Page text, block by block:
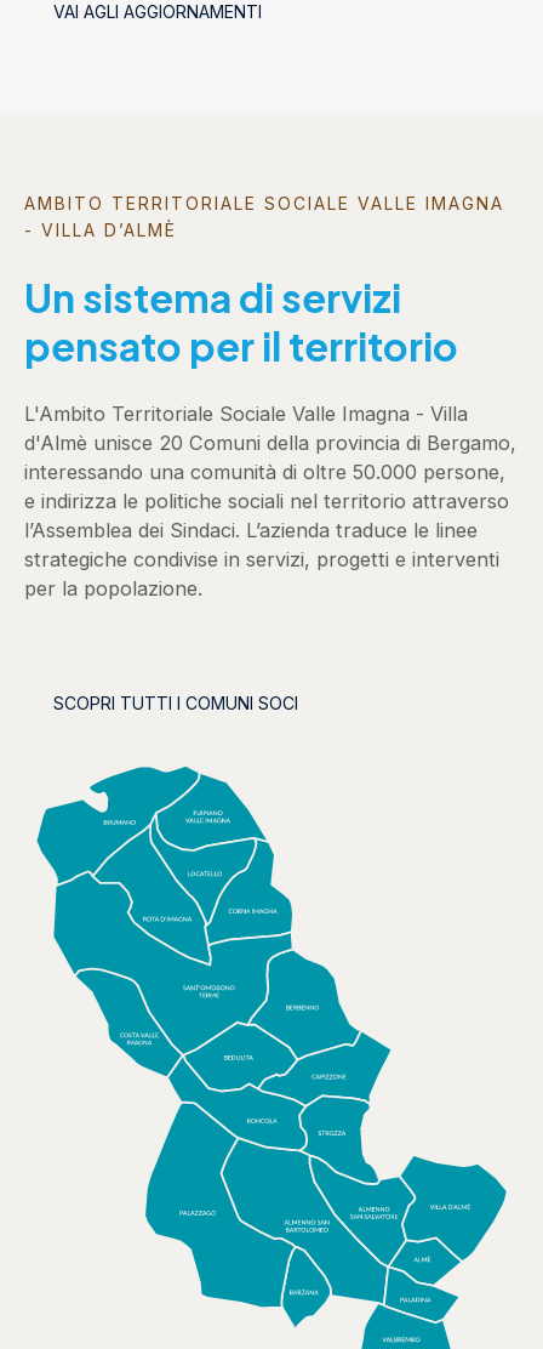
VAI AGLI AGGIORNAMENTI
AMBITO TERRITORIALE SOCIALE VALLE IMAGNA
- VILLA D’ALMÈ
Un sistema di servizi
pensato per il territorio
L'Ambito Territoriale Sociale Valle Imagna - Villa
d'Almè unisce 20 Comuni della provincia di Bergamo,
interessando una comunità di oltre 50.000 persone,
e indirizza le politiche sociali nel territorio attraverso
l’Assemblea dei Sindaci. L’azienda traduce le linee
strategiche condivise in servizi, progetti e interventi
per la popolazione.
SCOPRI TUTTI I COMUNI SOCI